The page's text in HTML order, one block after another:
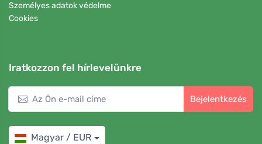
Személyes adatok védelme
Cookies
Iratkozzon fel hírlevelünkre
Bejelentkezés
Magyar / EUR